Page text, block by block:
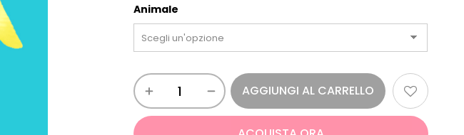
Animale
AGGIUNGI AL CARRELLO